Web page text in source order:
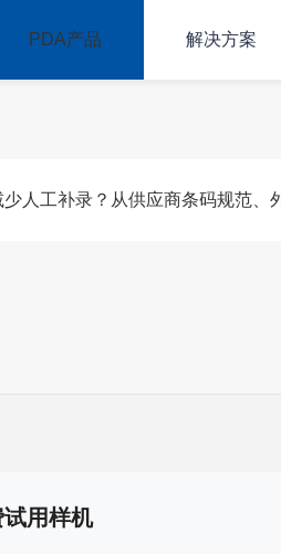
PDA产品 解决方案
人工补录？从供应商条码规范、
用样机